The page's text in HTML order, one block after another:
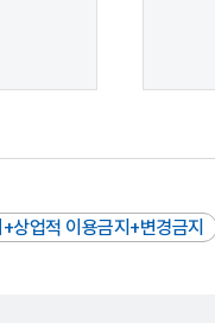
상업적 이용금지+변경금지